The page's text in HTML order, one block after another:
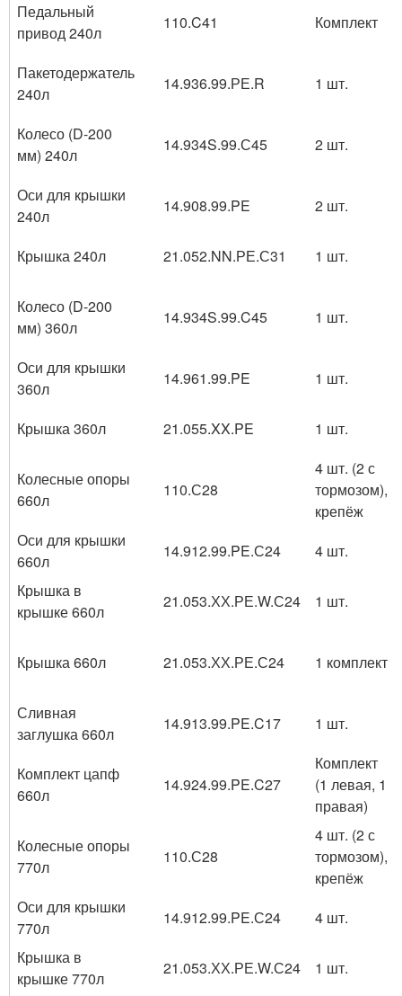
Педальный
привод 240л
110.C41 Комплект
Пакетодержатель
240л
14.936.99.РЕ.R 1 шт.
Колесо (D-200
мм) 240л
14.934S.99.С45 2 шт.
Оси для крышки
240л
14.908.99.PE 2 шт.
Крышка 240л 21.052.NN.РЕ.С31 1 шт.
Колесо (D-200
мм) 360л
14.934S.99.C45 1 шт.
Оси для крышки
360л
14.961.99.PE 1 шт.
Крышка 360л 21.055.XX.PE 1 шт.
Колесные опоры
660л
110.С28
4 шт. (2 с
тормозом),
крепёж
Оси для крышки
660л
14.912.99.PE.С24
4 шт.
Крышка в
крышке 660л
21.053.ХХ.РЕ.W.С24 1 шт.
Крышка 660л 21.053.ХХ.РЕ.С24 1 комплект
Сливная
заглушка 660л
14.913.99.PE.C17 1 шт.
Комплект цапф
660л
14.924.99.PE.C27
Комплект
(1 левая, 1
правая)
Колесные опоры
770л
110.С28
4 шт. (2 с
тормозом),
крепёж
Оси для крышки
770л
14.912.99.PE.С24
4 шт.
Крышка в
крышке 770л
21.053.ХХ.РЕ.W.С24 1 шт.